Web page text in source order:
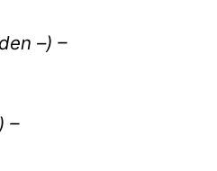
–) –
–